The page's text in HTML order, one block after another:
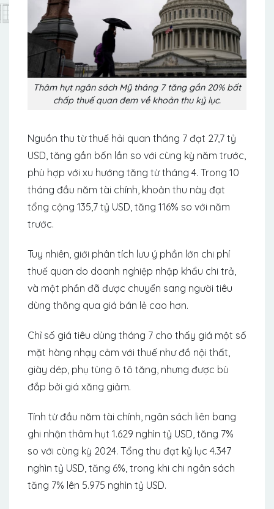
Thâm hụt ngân sách Mỹ tháng 7 tăng gần 20% bất
chấp thuế quan đem về khoản thu kỷ lục.
Nguồn thu từ thuế hải quan tháng 7 đạt 27,7 tỷ
USD, tăng gần bốn lần so với cùng kỳ năm trước,
phù hợp với xu hướng tăng từ tháng 4. Trong 10
tháng đầu năm tài chính, khoản thu này đạt
tổng cộng 135,7 tỷ USD, tăng 116% so với năm
trước.
Tuy nhiên, giới phân tích lưu ý phần lớn chi phí
thuế quan do doanh nghiệp nhập khẩu chi trả,
và một phần đã được chuyển sang người tiêu
dùng thông qua giá bán lẻ cao hơn.
Chỉ số giá tiêu dùng tháng 7 cho thấy giá một số
mặt hàng nhạy cảm với thuế như đồ nội thất,
giày dép, phụ tùng ô tô tăng, nhưng được bù
đắp bởi giá xăng giảm.
Tính từ đầu năm tài chính, ngân sách liên bang
ghi nhận thâm hụt 1.629 nghìn tỷ USD, tăng 7%
so với cùng kỳ 2024. Tổng thu đạt kỷ lục 4.347
nghìn tỷ USD, tăng 6%, trong khi chi ngân sách
tăng 7% lên 5.975 nghìn tỷ USD.